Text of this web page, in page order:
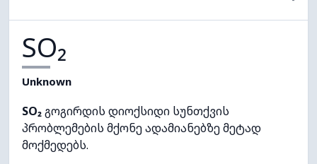
SO₂
Unknown
SO₂გოგირდის დიოქსიდი სუნთქვის
პრობლემების მქონე ადამიანებზე მეტად
მოქმედებს.